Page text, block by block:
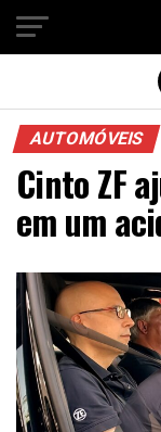
AUTOMÓVEIS
Cinto ZF
em um